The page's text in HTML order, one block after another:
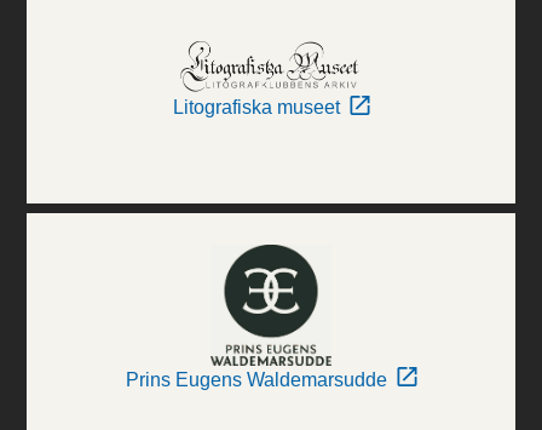
Litografiska museet
Prins Eugens Waldemarsudde